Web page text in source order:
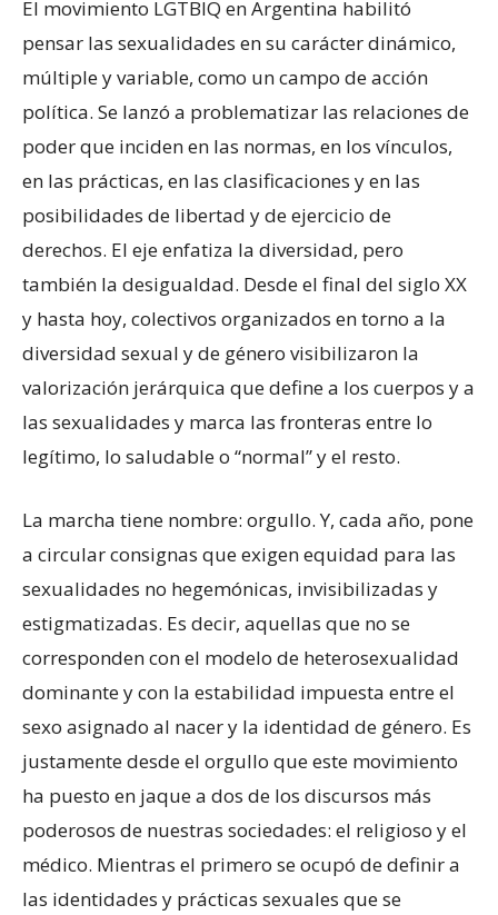
El movimiento LGTBIQ en Argentina habilitó
pensar las sexualidades en su carácter dinámico,
múltiple y variable, como un campo de acción
política. Se lanzó a problematizar las relaciones de
poder que inciden en las normas, en los vínculos,
en las prácticas, en las clasificaciones y en las
posibilidades de libertad y de ejercicio de
derechos. El eje enfatiza la diversidad, pero
también la desigualdad. Desde el final del siglo XX
y hasta hoy, colectivos organizados en torno a la
diversidad sexual y de género visibilizaron la
valorización jerárquica que define a los cuerpos y a
las sexualidades y marca las fronteras entre lo
legítimo, lo saludable o “normal” y el resto.
La marcha tiene nombre: orgullo. Y, cada año, pone
a circular consignas que exigen equidad para las
sexualidades no hegemónicas, invisibilizadas y
estigmatizadas. Es decir, aquellas que no se
corresponden con el modelo de heterosexualidad
dominante y con la estabilidad impuesta entre el
sexo asignado al nacer y la identidad de género. Es
justamente desde el orgullo que este movimiento
ha puesto en jaque a dos de los discursos más
poderosos de nuestras sociedades: el religioso y el
médico. Mientras el primero se ocupó de definir a
las identidades y prácticas sexuales que se